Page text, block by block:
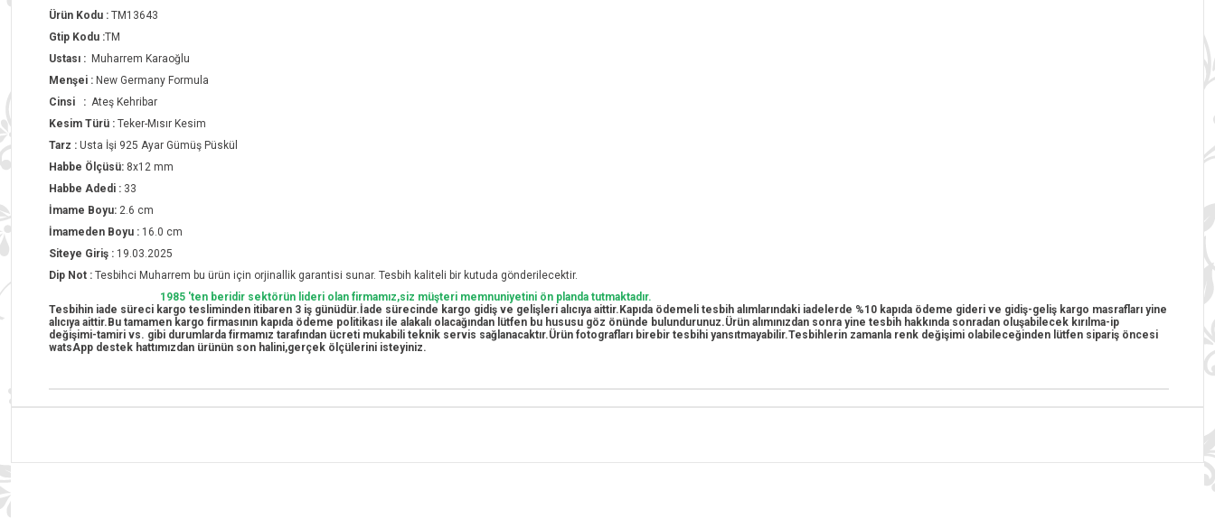
Ürün Kodu : TM13643
Gtip Kodu :TM
Ustası : Muharrem Karaoğlu
Menşei : New Germany Formula
Cinsi : Ateş Kehribar
Kesim Türü : Teker-Mısır Kesim
Tarz : Usta İşi 925 Ayar Gümüş Püskül
Habbe Ölçüsü: 8x12 mm
Habbe Adedi : 33
İmame Boyu: 2.6 cm
İmameden Boyu : 16.0 cm
Siteye Giriş : 19.03.2025
Dip Not : Tesbihci Muharrem bu ürün için orjinallik garantisi sunar. Tesbih kaliteli bir kutuda gönderilecektir.
1985 'ten beridir sektörün lideri olan firmamız,siz müşteri memnuniyetini ön planda tutmaktadır.
Tesbihin iade süreci kargo tesliminden itibaren 3 iş günüdür.İade sürecinde kargo gidiş ve gelişleri alıcıya aittir.Kapıda ödemeli tesbih alımlarındaki iadelerde %10 kapıda ödeme gideri ve gidiş-geliş kargo masrafları yine
alıcıya aittir.Bu tamamen kargo firmasının kapıda ödeme politikası ile alakalı olacağından lütfen bu hususu göz önünde bulundurunuz.Ürün alımınızdan sonra yine tesbih hakkında sonradan oluşabilecek kırılma-ip
değişimi-tamiri vs. gibi durumlarda firmamız tarafından ücreti mukabili teknik servis sağlanacaktır.Ürün fotografları birebir tesbihi yansıtmayabilir.Tesbihlerin zamanla renk değişimi olabileceğinden lütfen sipariş öncesi
watsApp destek hattımızdan ürünün son halini,gerçek ölçülerini isteyiniz.